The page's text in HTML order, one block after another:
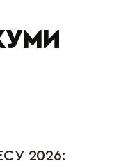
2026: